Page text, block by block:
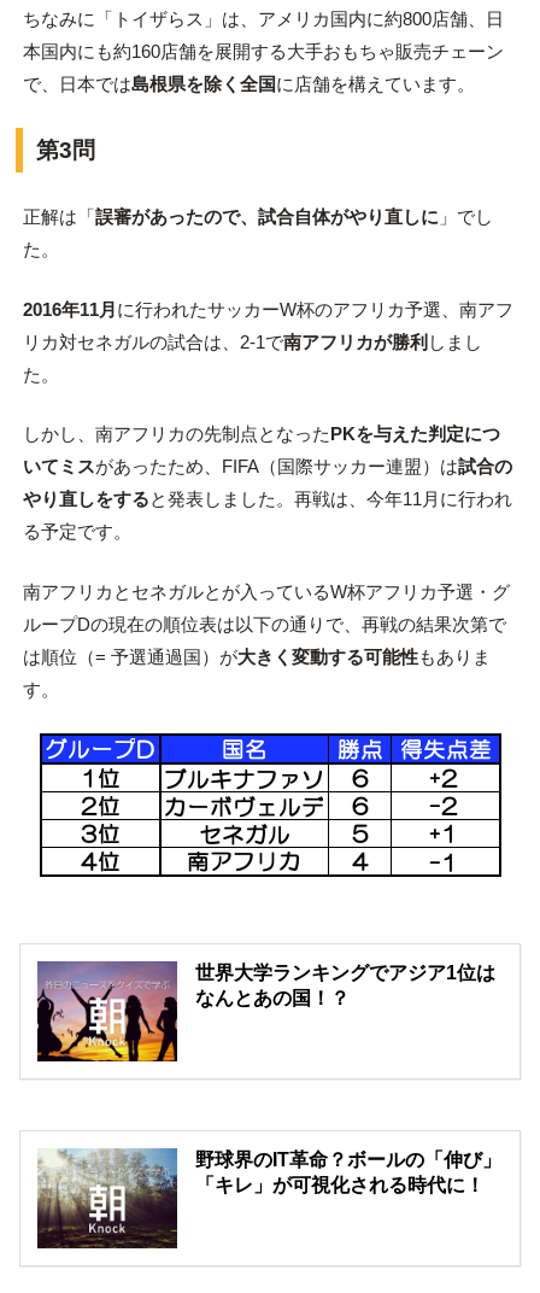
ちなみに「トイザらス」は、アメリカ国内に約800店舗、日
本国内にも約160店舗を展開する大手おもちゃ販売チェーン
で、日本では島根県を除く全国に店舗を構えています。
第3問
正解は「誤審があったので、試合自体がやり直しに 」でし
た。
2016年11月 に行われたサッカーW杯のアフリカ予選、南アフ
リカ対セネガルの試合は、2-1で南アフリカが勝利 しまし
た。
しかし、南アフリカの先制点となった PKを与えた判定につ
いてミスがあったため、FIFA（国際サッカー連盟）は試合の
やり直しをすると発表しました。再戦は、今年11月に行われ
る予定です。
南アフリカとセネガルとが入っているW杯アフリカ予選・グ
ループDの現在の順位表は以下の通りで、再戦の結果次第で
は順位（= 予選通過国）が大きく変動する可能性もありま
す。
世界大学ランキングでアジア1位は
なんとあの国！？
野球界のIT革命？ボールの「伸び」
「キレ」が可視化される時代に！